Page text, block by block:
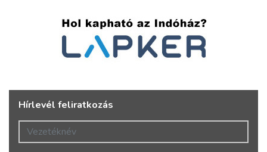
Hírlevél feliratkozás
Vezetéknév